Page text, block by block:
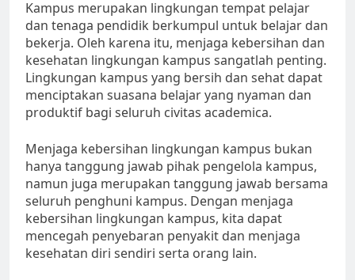
Kampus merupakan lingkungan tempat pelajar
dan tenaga pendidik berkumpul untuk belajar dan
bekerja. Oleh karena itu, menjaga kebersihan dan
kesehatan lingkungan kampus sangatlah penting.
Lingkungan kampus yang bersih dan sehat dapat
menciptakan suasana belajar yang nyaman dan
produktif bagi seluruh civitas academica.
Menjaga kebersihan lingkungan kampus bukan
hanya tanggung jawab pihak pengelola kampus,
namun juga merupakan tanggung jawab bersama
seluruh penghuni kampus. Dengan menjaga
kebersihan lingkungan kampus, kita dapat
mencegah penyebaran penyakit dan menjaga
kesehatan diri sendiri serta orang lain.